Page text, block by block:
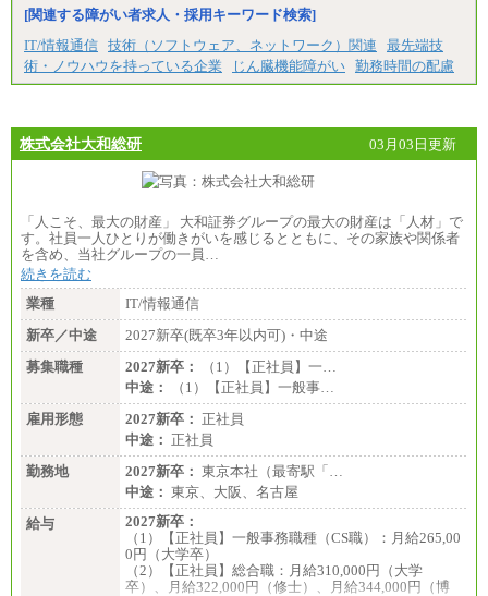
[関連する障がい者求人・採用キーワード検索]
IT/情報通信 技術（ソフトウェア、ネットワーク）関連
最先端技
術・ノウハウを持っている企業
じん臓機能障がい 勤務時間の配慮
株式会社大和総研 03月03日更新
「人こそ、最大の財産」 大和証券グループの最大の財産は「人材」で
す。社員一人ひとりが働きがいを感じるとともに、その家族や関係者
を含め、当社グループの一員…
続きを読む
業種
IT/情報通信
新卒／中途
2027新卒(既卒3年以内可)・中途
募集職種
2027新卒：
（1）【正社員】一…
中途：
（1）【正社員】一般事…
雇用形態
2027新卒： 正社員
中途： 正社員
勤務地
2027新卒： 東京本社（最寄駅「…
中途： 東京、大阪、名古屋
給与
2027新卒：
（1）【正社員】一般事務職種（CS職）：月給265,00
0円（大学卒）
（2）【正社員】総合職：月給310,000円（大学
卒）、月給322,000円（修士）、月給344,000円（博